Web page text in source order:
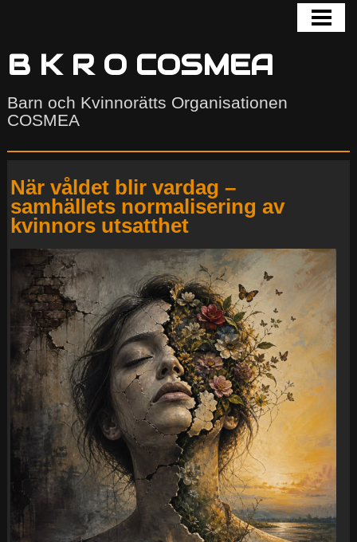
BLOGG
COSMEA
KONTAKTA
AKTUELLT
UTSATTHET
FORUM
COSMEA COMMUNITY
B K R O COSMEA
Barn och Kvinnorätts Organisationen
COSMEA
När våldet blir vardag –
samhällets normalisering av
kvinnors utsatthet